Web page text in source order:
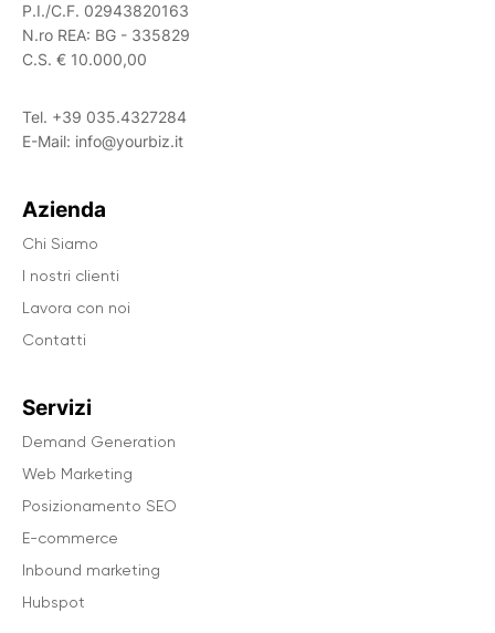
P.I./C.F. 02943820163
N.ro REA: BG - 335829
C.S. € 10.000,00
Tel. +39 035.4327284
E-Mail: info@yourbiz.it
Azienda
Chi Siamo
I nostri clienti
Lavora con noi
Contatti
Servizi
Demand Generation
Web Marketing
Posizionamento SEO
E-commerce
Inbound marketing
Hubspot